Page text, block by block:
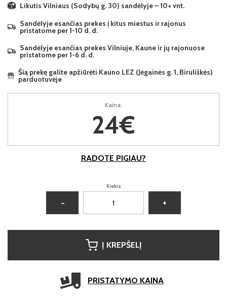
Likutis Vilniaus (Sodybų g. 30) sandėlyje – 10+ vnt.
Sandėlyje esančias prekes į kitus miestus ir rajonus
pristatome per 1-10 d. d.
Sandėlyje esančias prekes Vilniuje, Kaune ir jų rajonuose
pristatome per 1-6 d. d.
Šią prekę galite apžiūrėti Kauno LEZ (Jėgainės g. 1, Biruliškės)
parduotuvėje
Kaina:
24€
RADOTE PIGIAU?
Kiekis:
− +
Į KREPŠELĮ
PRISTATYMO KAINA